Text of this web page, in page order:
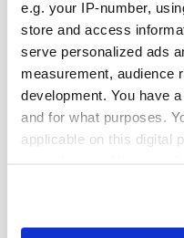
e.g. your IP-number,
store and access
serve personalized ads
measurement, audience
development. You have
and for what purposes.
applicable on this digital
huimasti viime vuosina.
pitkälti yli 50
erikoissairaanhoidossa
Helsingissä, Espoossa ja
– Uusinta uutta on
tarkastaa potilaan
haitta- ja